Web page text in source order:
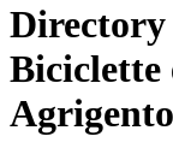
Directory
Biciclette